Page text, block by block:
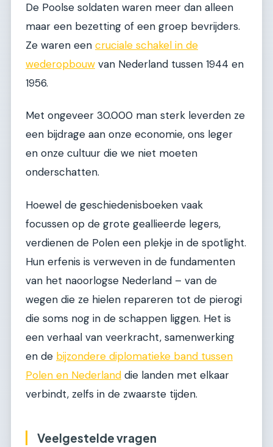
De Poolse soldaten waren meer dan alleen
maar een bezetting of een groep bevrijders.
Ze waren een cruciale schakel in de
wederopbouw van Nederland tussen 1944 en
1956.
Met ongeveer 30.000 man sterk leverden ze
een bijdrage aan onze economie, ons leger
en onze cultuur die we niet moeten
onderschatten.
Hoewel de geschiedenisboeken vaak
focussen op de grote geallieerde legers,
verdienen de Polen een plekje in de spotlight.
Hun erfenis is verweven in de fundamenten
van het naoorlogse Nederland – van de
wegen die ze hielen repareren tot de pierogi
die soms nog in de schappen liggen. Het is
een verhaal van veerkracht, samenwerking
en de bijzondere diplomatieke band tussen
Polen en Nederland die landen met elkaar
verbindt, zelfs in de zwaarste tijden.
Veelgestelde vragen